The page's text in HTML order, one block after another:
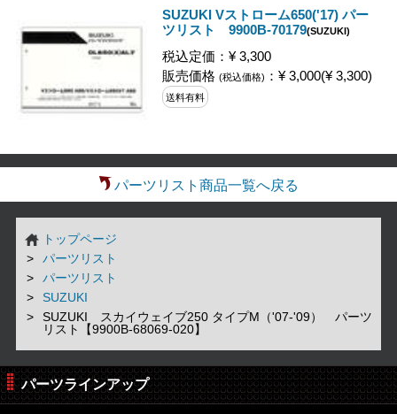
SUZUKI Vストローム650('17) パー
ツリスト 9900B-70179(SUZUKI)
税込定価：¥ 3,300
販売価格 (税込価格) ：¥ 3,000(¥ 3,300)
送料有料
パーツリスト商品一覧へ戻る
トップページ
パーツリスト
パーツリスト
SUZUKI
SUZUKI スカイウェイブ250 タイプM（'07-'09） パーツ
リスト【9900B-68069-020】
パーツラインアップ